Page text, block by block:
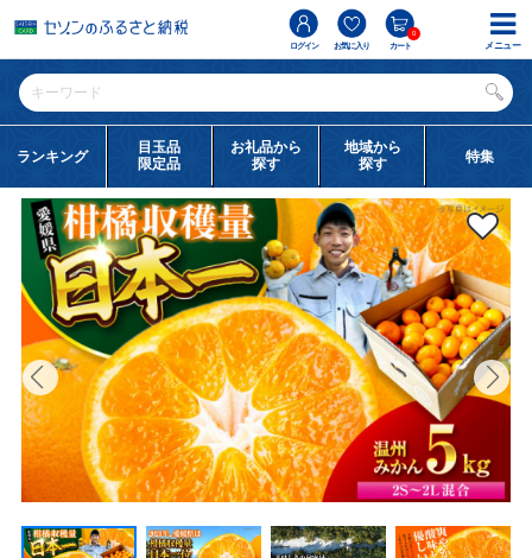
ログイン お気に入り カート
0
ランキング
目玉品
限定品
お礼品から
探す
地域から
探す
特集
メニュー